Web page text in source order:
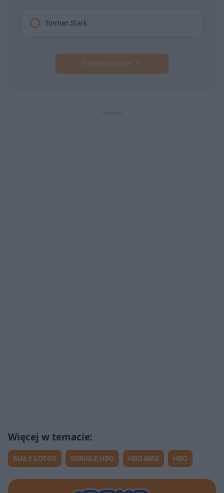
Torrhen Stark
Następne pytanie
BIAŁY LOTOS SERIALE HBO HBO MAX HBO